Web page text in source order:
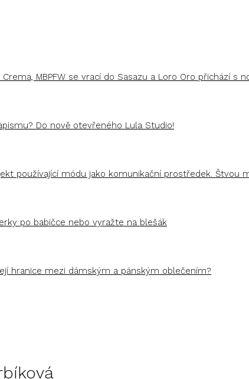
Crema, MBPFW se vrací do Sasazu a Loro Oro přichází s
Do nově otevřeného Lula Studio!
používající módu jako komunikační prostředek. Štvou
po babičce nebo vyražte na blešák
hranice mezi dámským a pánským oblečením?